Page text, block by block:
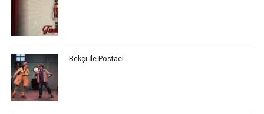
Bekçi İle Postacı